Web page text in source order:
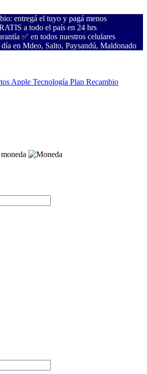
entregá el tuyo y pagá menos
a todo el país en 24 hrs
✅ en todos nuestros celulares
en Mdeo, Salto, Paysandú, Maldonado
Apple Tecnología Plan Recambio